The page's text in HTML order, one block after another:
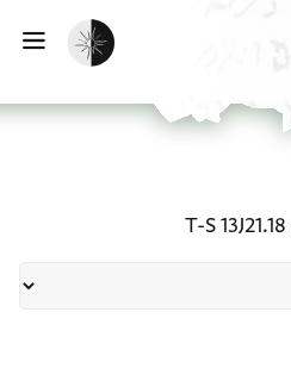
הפעלת מצב כהה
T-S 13J21.18